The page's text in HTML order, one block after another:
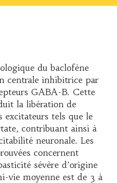
du baclofène
centrale inhibitrice par
GABA-B. Cette
la libération de
excitateurs tels que le
contribuant ainsi à
neuronale. Les
concernent
sévère d’origine
vie moyenne est de 3 à